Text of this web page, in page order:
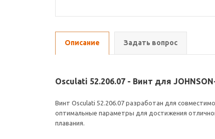
Описание Задать вопрос
Osculati 52.206.07 - Винт для
Винт Osculati 52.206.07 разработан для
оптимальные параметры для достижения
плавания.